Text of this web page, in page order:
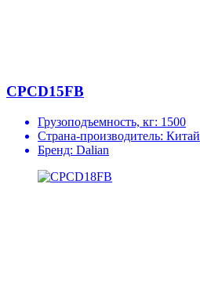
CPCD15FB
Грузоподъемность, кг: 1500
Страна-производитель: Китай
Бренд: Dalian